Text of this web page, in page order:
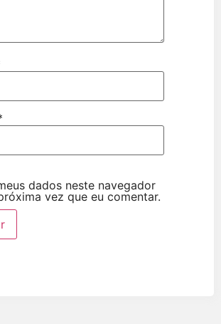
dados neste navegador
vez que eu comentar.